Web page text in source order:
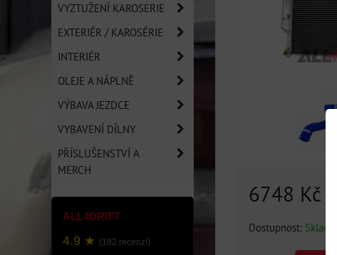
6748 Kč
Dostupnost: Skladem
VYZTUŽENÍ KAROSERIE
EXTERIÉR / KAROSÉRIE
INTERIÉR
OLEJE A NÁPLNĚ
VÝBAVA JEZDCE
VYBAVENÍ DÍLNY
PŘÍSLUŠENSTVÍ A
MERCH
ALL4DRIFT
4.9 ★ (182 recenzí)